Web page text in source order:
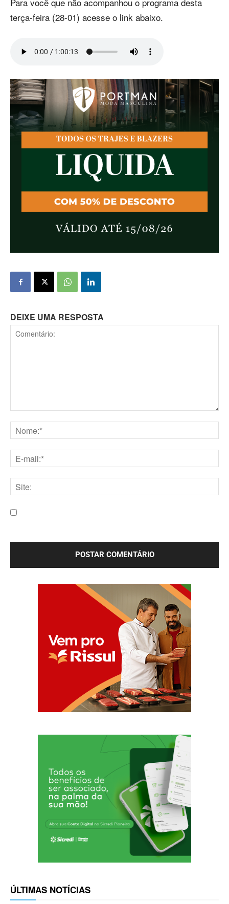
terça-feira (28-01) acesse o link abaixo.
DEIXE UMA RESPOSTA
mail:*
ÚLTIMAS NOTÍCIAS